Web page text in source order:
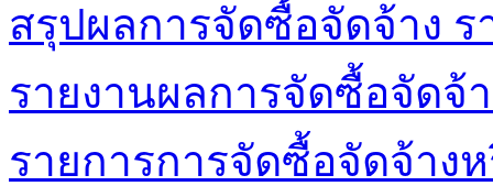
สรุปผลการจัดซื้อจัดจ้าง ร
รายงานผลการจัดซื้อจัดจ้
รายการการจัดซื้อจัดจ้าง